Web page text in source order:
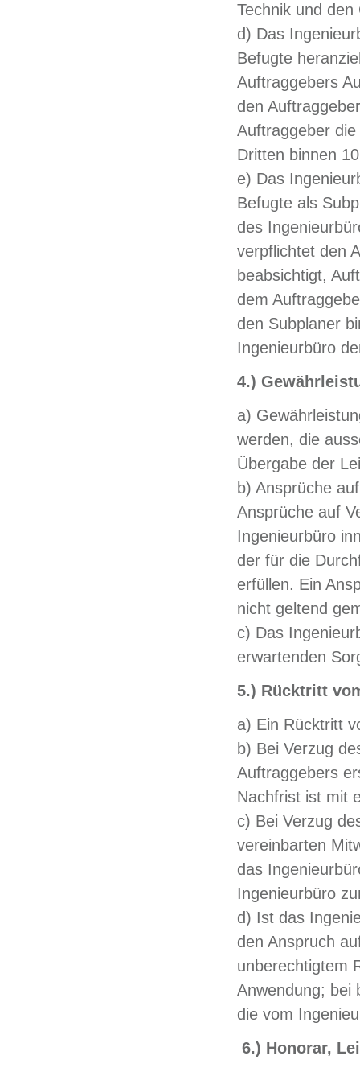
Technik und
d) Das
Befugte
Auftraggebers
den
Auftraggeber
Dritten binnen
e) Das
Befugte als
des
verpflichtet den
beabsichtigt,
dem
den Subplaner
Ingenieurbüro
4.)
a)
werden, die
Übergabe der
b) Ansprüche
Ansprüche auf
Ingenieurbüro
der für die
erfüllen. Ein
nicht geltend
c) Das
erwartenden
5.) Rücktritt
a) Ein Rücktritt
b) Bei Verzug
Auftraggebers
Nachfrist ist mit
c) Bei Verzug
vereinbarten
das
Ingenieurbüro
d) Ist das
den Anspruch
unberechtigtem
Anwendung; bei
die vom
6.) Honorar,